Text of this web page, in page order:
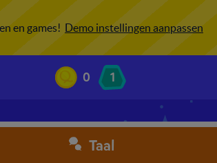
en games! Demo instellingen aanpassen
0 1
Taal